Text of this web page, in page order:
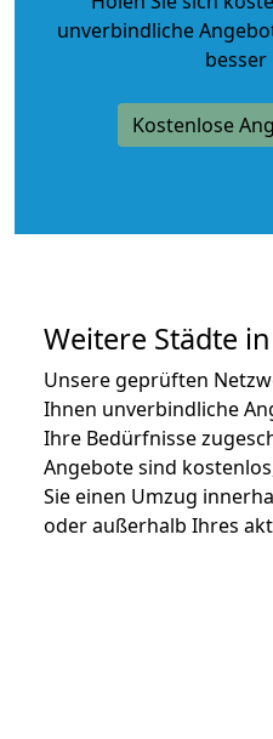
unverbindliche
besser
Kostenlose
Weitere Städte
Unsere geprüften
Ihnen unverbindliche
Ihre Bedürfnisse
Angebote sind
Sie einen Umzug
oder außerhalb Ihres